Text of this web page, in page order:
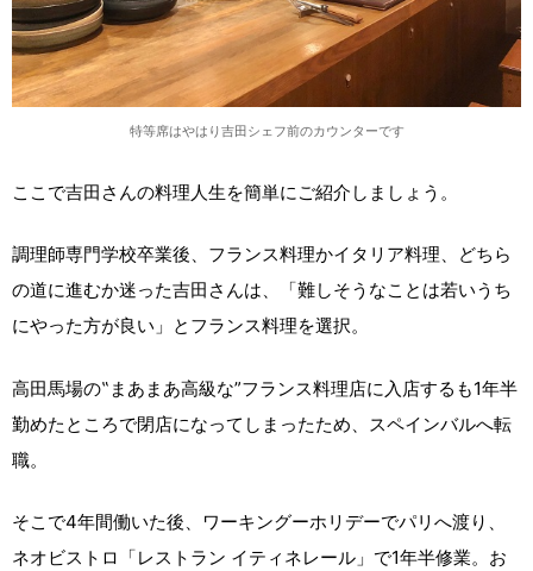
特等席はやはり吉田シェフ前のカウンターです
ここで吉田さんの料理人生を簡単にご紹介しましょう。
調理師専門学校卒業後、フランス料理かイタリア料理、どちら
の道に進むか迷った吉田さんは、「難しそうなことは若いうち
にやった方が良い」とフランス料理を選択。
高田馬場の‟まあまあ高級な”フランス料理店に入店するも1年半
勤めたところで閉店になってしまったため、スペインバルへ転
職。
そこで4年間働いた後、ワーキングーホリデーでパリへ渡り、
ネオビストロ「レストラン イティネレール」で1年半修業。お